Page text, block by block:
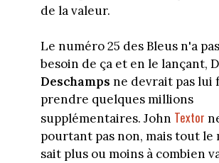
de la valeur.
Le numéro 25 des Bleus n'a
besoin de ça et en le lançant,
Deschamps ne devrait pas lui
prendre quelques millions
supplémentaires. John Textor
pourtant pas non, mais tout le
sait plus ou moins à combien